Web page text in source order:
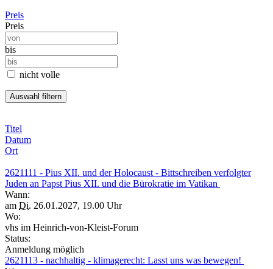
Preis
Preis
bis
nicht volle
Titel
Datum
Ort
2621111 - Pius XII. und der Holocaust - Bittschreiben verfolgter
Juden an Papst Pius XII. und die Bürokratie im Vatikan
Wann:
am Di. 26.01.2027, 19.00 Uhr
Wo:
vhs im Heinrich-von-Kleist-Forum
Status:
Anmeldung möglich
2621113 - nachhaltig - klimagerecht: Lasst uns was bewegen!